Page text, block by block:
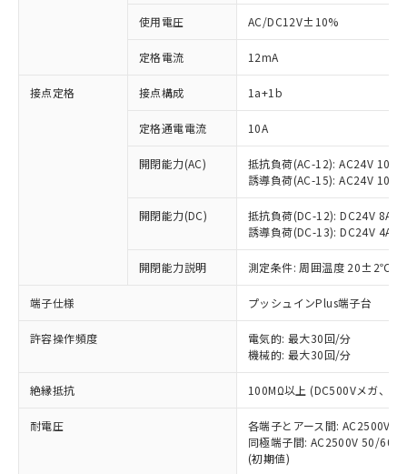
使用電圧 AC/DC12V±10%
定格電流 12mA
接点定格 接点構成 1a+1b
定格通電電流 10A
開閉能力(AC)
抵抗負荷(AC-12): AC24V 10A/
誘導負荷(AC-15): AC24V
開閉能力(DC)
抵抗負荷(DC-12): DC24V 8A/
誘導負荷(DC-13): DC24V 4A/
開閉能力説明 測定条件: 周囲温度 20±2℃、
端子仕様 プッシュインPlus端子台
許容操作頻度
電気的: 最大30回/分
機械的: 最大30回/分
絶縁抵抗 100MΩ以上 (DC500Vメガ、点
耐電圧
各端子とアース間: AC2500V
同極端子間: AC2500V 50/
(初期値)
以下の条件をお読みいただき、同意のうえ
本サービスは、当社制御機器事業取扱
商品の当社在庫状況および標準価格
(税抜)を提供させていただくもので
当社制御機器事業取扱商品の中には、
本サービスの対象外となる商品もある
ことをご了承ください。
※1 対応状況
対応済み：EU RoHS指令（10物質）の
非含有に対応した製品が提供可能な商品で
対応予定：EU RoHS指令（10物質）の非含
有に対応した製品に切り替える予定のある
対応予定なし：EU RoHS指令（10物質）の
非含有に非対応の商品で、対応品を出す予
調査・確認中：EU RoHS指令（10物質）の
非含有の対応状況を調査中または確認中の
非該当品：ライセンス料など無形物で、有
害物質有無と関係のない商品です。
仕入先様の事情により、非含有部品として
いたものが、含有品と判明した場合などや
「○」：最大均質材料含有率が中国RoHSの
「×」：最大均質材料含有率が中国RoHSの
基準値を超えていることを示します。
当社は、これら貴社製品のうち、外国